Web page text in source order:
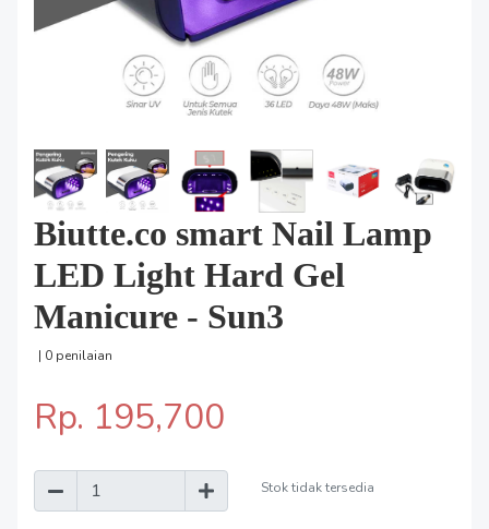
Biutte.co smart Nail Lamp
LED Light Hard Gel
Manicure - Sun3
| 0 penilaian
Rp. 195,700
Stok tidak tersedia